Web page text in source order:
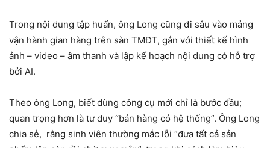
Trong nội dung tập huấn, ông Long cũng đi sâu vào mảng
vận hành gian hàng trên sàn TMĐT, gắn với thiết kế hình
ảnh – video – âm thanh và lập kế hoạch nội dung có hỗ trợ
bởi AI.
Theo ông Long, biết dùng công cụ mới chỉ là bước đầu;
quan trọng hơn là tư duy “bán hàng có hệ thống”. Ông Long
chia sẻ, rằng sinh viên thường mắc lỗi “đưa tất cả sản